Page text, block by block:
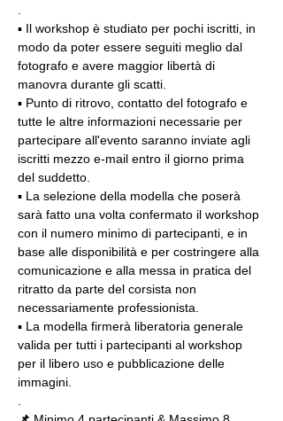
▪️ Il workshop è studiato per pochi iscritti, in
modo da poter essere seguiti meglio dal
fotografo e avere maggior libertà di
manovra durante gli scatti.
▪️ Punto di ritrovo, contatto del fotografo e
tutte le altre informazioni necessarie per
partecipare all'evento saranno inviate agli
iscritti mezzo e-mail entro il giorno prima
del suddetto.
▪️ La selezione della modella che poserà
sarà fatto una volta confermato il workshop
con il numero minimo di partecipanti, e in
base alle disponibilità e per costringere alla
comunicazione e alla messa in pratica del
ritratto da parte del corsista non
necessariamente professionista.
▪️ La modella firmerà liberatoria generale
valida per tutti i partecipanti al workshop
per il libero uso e pubblicazione delle
immagini.